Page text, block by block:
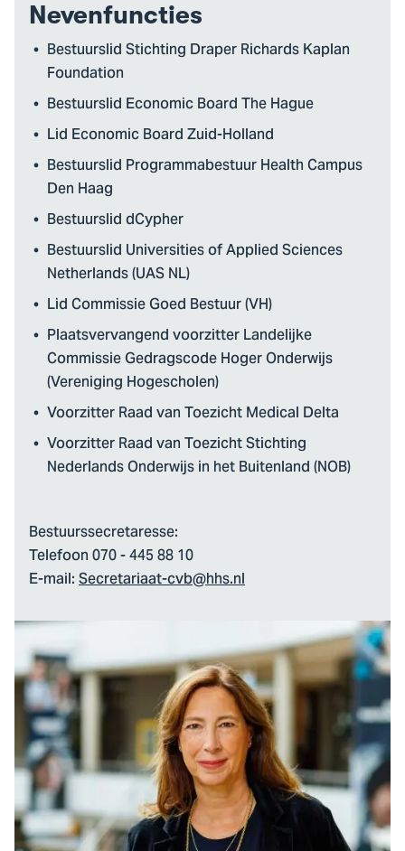
Nevenfuncties
Bestuurslid Stichting Draper Richards Kaplan
Foundation
Bestuurslid Economic Board The Hague
Lid Economic Board Zuid-Holland
Bestuurslid Programmabestuur Health Campus
Den Haag
Bestuurslid dCypher
Bestuurslid Universities of Applied Sciences
Netherlands (UAS NL)
Lid Commissie Goed Bestuur (VH)
Plaatsvervangend voorzitter Landelijke
Commissie Gedragscode Hoger Onderwijs
(Vereniging Hogescholen)
Voorzitter Raad van Toezicht Medical Delta
Voorzitter Raad van Toezicht Stichting
Nederlands Onderwijs in het Buitenland (NOB)
Bestuurssecretaresse:
Telefoon 070 - 445 88 10
E-mail:Secretariaat-cvb@hhs.nl